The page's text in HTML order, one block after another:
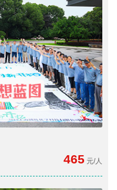
465 元/人